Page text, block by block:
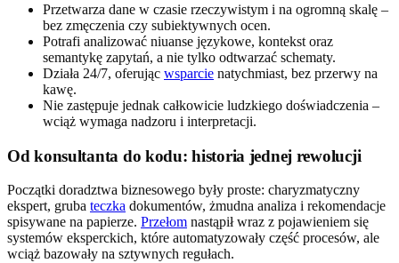
Przetwarza dane w czasie rzeczywistym i na ogromną skalę –
bez zmęczenia czy subiektywnych ocen.
Potrafi analizować niuanse językowe, kontekst oraz
semantykę zapytań, a nie tylko odtwarzać schematy.
Działa 24/7, oferując wsparcie natychmiast, bez przerwy na
kawę.
Nie zastępuje jednak całkowicie ludzkiego doświadczenia –
wciąż wymaga nadzoru i interpretacji.
Od konsultanta do kodu: historia jednej rewolucji
Początki doradztwa biznesowego były proste: charyzmatyczny
ekspert, gruba teczka dokumentów, żmudna analiza i rekomendacje
spisywane na papierze. Przełom nastąpił wraz z pojawieniem się
systemów eksperckich, które automatyzowały część procesów, ale
wciąż bazowały na sztywnych regułach.